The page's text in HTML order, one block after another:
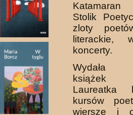
Stolik
zloty
literackie,
koncerty.
Wydała
książek
kursów
wiersze i